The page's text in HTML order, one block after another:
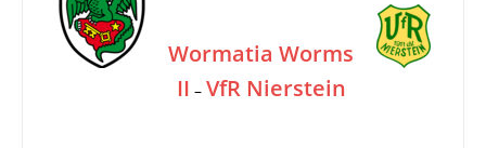
Wormatia Worms
II – VfR Nierstein